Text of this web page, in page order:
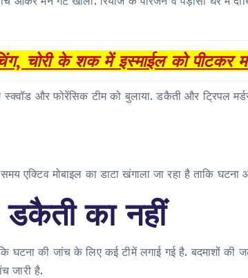
चोरी के शक में इस्माईल को पीटकर
और फोरेंसिक टीम को बुलाया. डकैती और ट्रिपल
एक्टिव मोबाइल का डाटा खंगाला जा रहा है ताकि
का नहीं
घटना की जांच के लिए कई टीमें लगाई गई है. बदमाशों की
जारी है.